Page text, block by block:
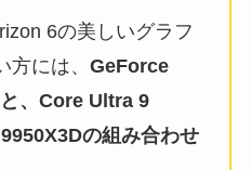
6の美しいグラフ
方には、 GeForce
、Core Ultra 9
の組み合わせ